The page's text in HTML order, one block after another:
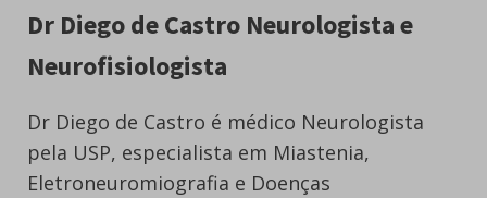
Dr Diego de Castro Neurologista e
Neurofisiologista
Dr Diego de Castro é médico Neurologista
pela USP, especialista em Miastenia,
Eletroneuromiografia e Doenças